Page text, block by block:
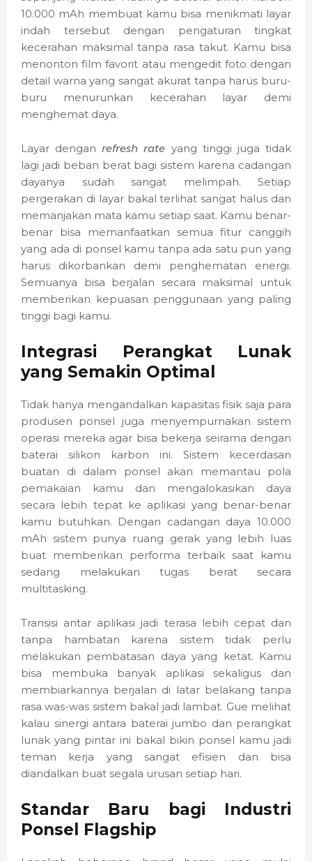
10.000 mAh membuat kamu bisa menikmati layar
indah tersebut dengan pengaturan tingkat
kecerahan maksimal tanpa rasa takut. Kamu bisa
menonton film favorit atau mengedit foto dengan
detail warna yang sangat akurat tanpa harus buru-
buru menurunkan kecerahan layar demi
menghemat daya.
Layar denganrefresh rate yang tinggi juga tidak
lagi jadi beban berat bagi sistem karena cadangan
dayanya sudah sangat melimpah. Setiap
pergerakan di layar bakal terlihat sangat halus dan
memanjakan mata kamu setiap saat. Kamu benar-
benar bisa memanfaatkan semua fitur canggih
yang ada di ponsel kamu tanpa ada satu pun yang
harus dikorbankan demi penghematan energi.
Semuanya bisa berjalan secara maksimal untuk
memberikan kepuasan penggunaan yang paling
tinggi bagi kamu.
Integrasi Perangkat Lunak
yang Semakin Optimal
Tidak hanya mengandalkan kapasitas fisik saja para
produsen ponsel juga menyempurnakan sistem
operasi mereka agar bisa bekerja seirama dengan
baterai silikon karbon ini. Sistem kecerdasan
buatan di dalam ponsel akan memantau pola
pemakaian kamu dan mengalokasikan daya
secara lebih tepat ke aplikasi yang benar-benar
kamu butuhkan. Dengan cadangan daya 10.000
mAh sistem punya ruang gerak yang lebih luas
buat memberikan performa terbaik saat kamu
sedang melakukan tugas berat secara
multitasking.
Transisi antar aplikasi jadi terasa lebih cepat dan
tanpa hambatan karena sistem tidak perlu
melakukan pembatasan daya yang ketat. Kamu
bisa membuka banyak aplikasi sekaligus dan
membiarkannya berjalan di latar belakang tanpa
rasa was-was sistem bakal jadi lambat. Gue melihat
kalau sinergi antara baterai jumbo dan perangkat
lunak yang pintar ini bakal bikin ponsel kamu jadi
teman kerja yang sangat efisien dan bisa
diandalkan buat segala urusan setiap hari.
Standar Baru bagi Industri
Ponsel Flagship